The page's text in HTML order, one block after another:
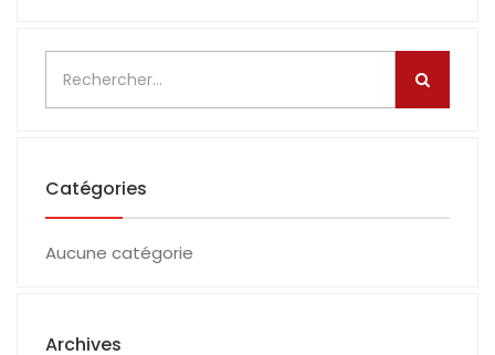
Catégories
Aucune catégorie
Archives